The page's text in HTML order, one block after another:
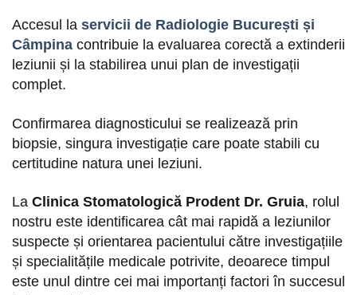
Accesul la servicii de Radiologie București și
Câmpina contribuie la evaluarea corectă a extinderii
leziunii și la stabilirea unui plan de investigații
complet.
Confirmarea diagnosticului se realizează prin
biopsie, singura investigație care poate stabili cu
certitudine natura unei leziuni.
La Clinica Stomatologică Prodent Dr. Gruia, rolul
nostru este identificarea cât mai rapidă a leziunilor
suspecte și orientarea pacientului către investigațiile
și specialitățile medicale potrivite, deoarece timpul
este unul dintre cei mai importanți factori în succesul